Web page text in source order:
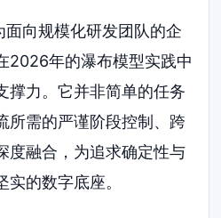
面向规模化研发团队的企
2026年的瀑布模型实践中
撑力。它并非简单的任务
所需的严谨阶段控制、跨
度融合，为追求确定性与
的数字底座。